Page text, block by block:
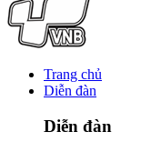
Trang chủ
Diễn đàn
Diễn đàn